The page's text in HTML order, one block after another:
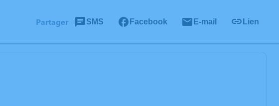
Partager SMS Facebook E-mail Lien